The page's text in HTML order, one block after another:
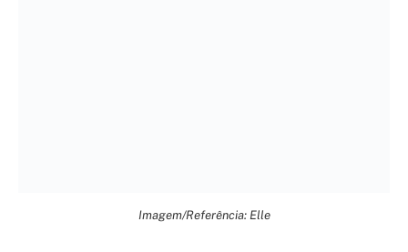
Imagem/Referência: Elle